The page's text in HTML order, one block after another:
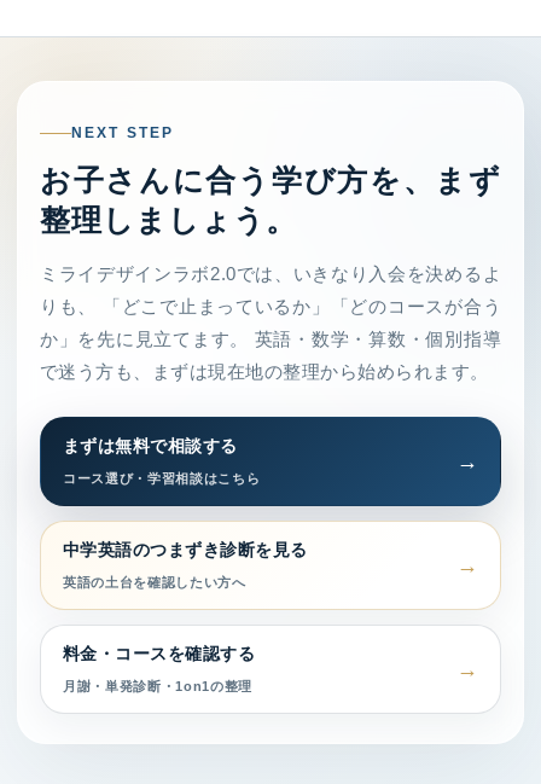
NEXT STEP
お子さんに合う学び方を、まず
整理しましょう。
ミライデザインラボ2.0では、いきなり入会を決めるよ
りも、 「どこで止まっているか」「どのコースが合う
か」を先に見立てます。 英語・数学・算数・個別指導
で迷う方も、まずは現在地の整理から始められます。
まずは無料で相談する
コース選び・学習相談はこちら
中学英語のつまずき診断を見る
英語の土台を確認したい方へ
料金・コースを確認する
月謝・単発診断・1on1の整理